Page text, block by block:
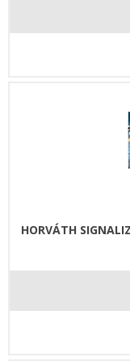
HORVÁTH